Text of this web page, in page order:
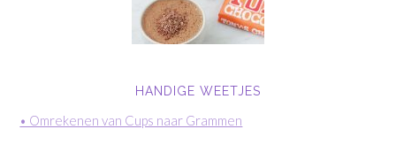
HANDIGE WEETJES
• Omrekenen van Cups naar Grammen